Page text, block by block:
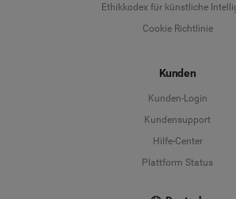
Ethikkodex für künstliche
Cookie Richtlinie
Kunden
Kunden-Login
Kundensupport
Hilfe-Center
Plattform Status